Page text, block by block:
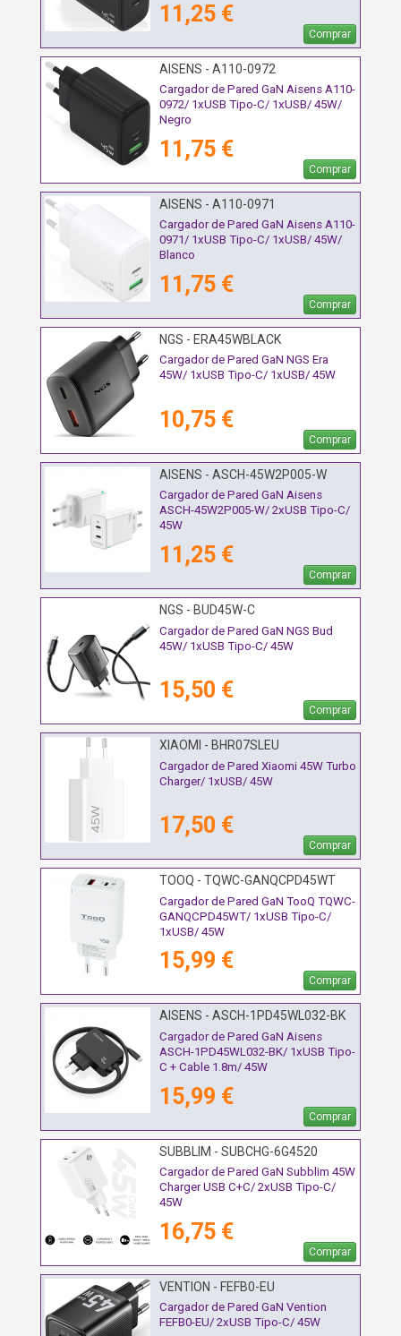
11,25 €
Comprar
AISENS - A110-0972
Cargador de Pared GaN Aisens A110-
0972/ 1xUSB Tipo-C/ 1xUSB/ 45W/
Negro
11,75 €
Comprar
AISENS - A110-0971
Cargador de Pared GaN Aisens A110-
0971/ 1xUSB Tipo-C/ 1xUSB/ 45W/
Blanco
11,75 €
Comprar
NGS - ERA45WBLACK
Cargador de Pared GaN NGS Era
45W/ 1xUSB Tipo-C/ 1xUSB/ 45W
10,75 €
Comprar
AISENS - ASCH-45W2P005-W
Cargador de Pared GaN Aisens
ASCH-45W2P005-W/ 2xUSB Tipo-C/
45W
11,25 €
Comprar
NGS - BUD45W-C
Cargador de Pared GaN NGS Bud
45W/ 1xUSB Tipo-C/ 45W
15,50 €
Comprar
XIAOMI - BHR07SLEU
Cargador de Pared Xiaomi 45W Turbo
Charger/ 1xUSB/ 45W
17,50 €
Comprar
TOOQ - TQWC-GANQCPD45WT
Cargador de Pared GaN TooQ TQWC-
GANQCPD45WT/ 1xUSB Tipo-C/
1xUSB/ 45W
15,99 €
Comprar
AISENS - ASCH-1PD45WL032-BK
Cargador de Pared GaN Aisens
ASCH-1PD45WL032-BK/ 1xUSB Tipo-
C + Cable 1.8m/ 45W
15,99 €
Comprar
SUBBLIM - SUBCHG-6G4520
Cargador de Pared GaN Subblim 45W
Charger USB C+C/ 2xUSB Tipo-C/
45W
16,75 €
Comprar
VENTION - FEFB0-EU
Cargador de Pared GaN Vention
FEFB0-EU/ 2xUSB Tipo-C/ 45W